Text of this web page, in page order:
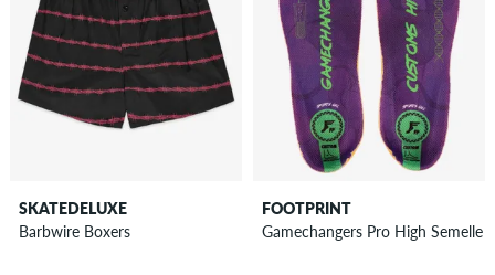
SKATEDELUXE
Barbwire Boxers
FOOTPRINT
Gamechangers Pro High Semelle